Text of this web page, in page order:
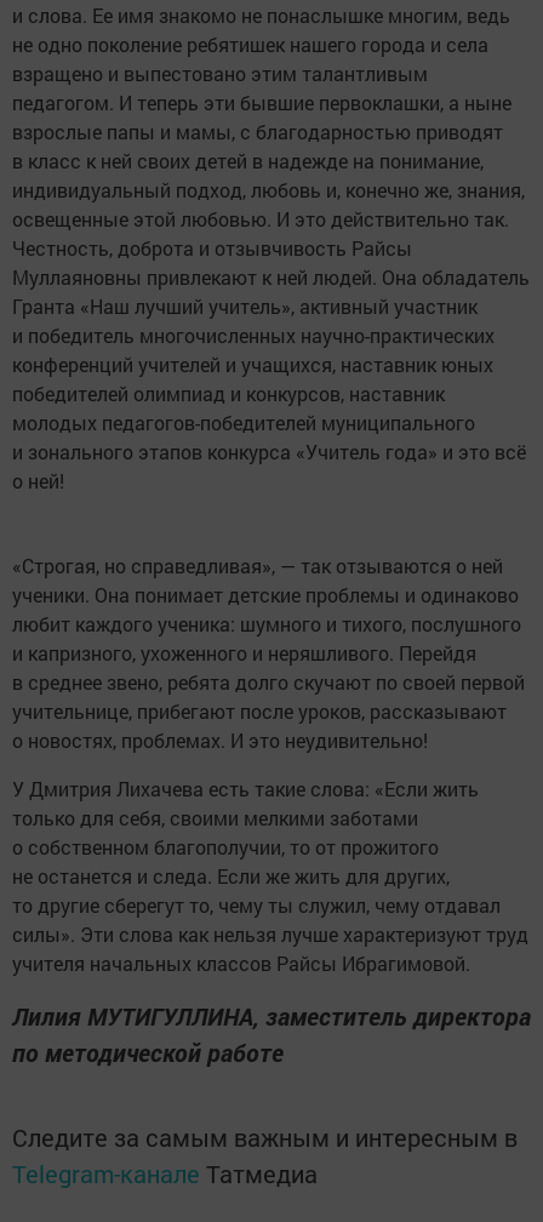
и слова. Ее имя знакомо не понаслышке многим, ведь
не одно поколение ребятишек нашего города и села
взращено и выпестовано этим талантливым
педагогом. И теперь эти бывшие первоклашки, а ныне
взрослые папы и мамы, с благодарностью приводят
в класс к ней своих детей в надежде на понимание,
индивидуальный подход, любовь и, конечно же, знания,
освещенные этой любовью. И это действительно так.
Честность, доброта и отзывчивость Райсы
Муллаяновны привлекают к ней людей. Она обладатель
Гранта «Наш лучший учитель», активный участник
и победитель многочисленных научно-практических
конференций учителей и учащихся, наставник юных
победителей олимпиад и конкурсов, наставник
молодых педагогов-победителей муниципального
и зонального этапов конкурса «Учитель года» и это всё
о ней!
«Строгая, но справедливая», — так отзываются о ней
ученики. Она понимает детские проблемы и одинаково
любит каждого ученика: шумного и тихого, послушного
и капризного, ухоженного и неряшливого. Перейдя
в среднее звено, ребята долго скучают по своей первой
учительнице, прибегают после уроков, рассказывают
о новостях, проблемах. И это неудивительно!
У Дмитрия Лихачева есть такие слова: «Если жить
только для себя, своими мелкими заботами
о собственном благополучии, то от прожитого
не останется и следа. Если же жить для других,
то другие сберегут то, чему ты служил, чему отдавал
силы». Эти слова как нельзя лучше характеризуют труд
учителя начальных классов Райсы Ибрагимовой.
Лилия МУТИГУЛЛИНА, заместитель директора
по методической работе
Следите за самым важным и интересным в
Telegram-канале Татмедиа